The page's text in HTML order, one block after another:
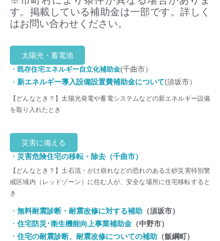
す。掲載している補助金は一部です。詳しく
はお問い合わせください。
太陽光・蓄電池
・ 既存住宅エネルギー自立化補助金(千曲市）
・ 新エネルギー導入設備設置費補助金について(須坂市）
【どんなとき？】 太陽光発電や蓄電システムなどの新エネルギー設備
を取り入れたとき
災害に備える
・ 災害危険住宅の移転・除去（千曲市）
【どんなとき？】 土石流・がけ崩れなどの恐れのある土砂災害特別警
戒区域内（レッドゾーン）に住む人が、安全な場所に住宅移転すると
き
・ 無料耐震診断・耐震改修に対する補助 （須坂市）
・ 住宅防災･衛生機能向上事業補助金 （中野市）
・ 住宅の耐震診断、耐震改修についての補助 （飯綱町）